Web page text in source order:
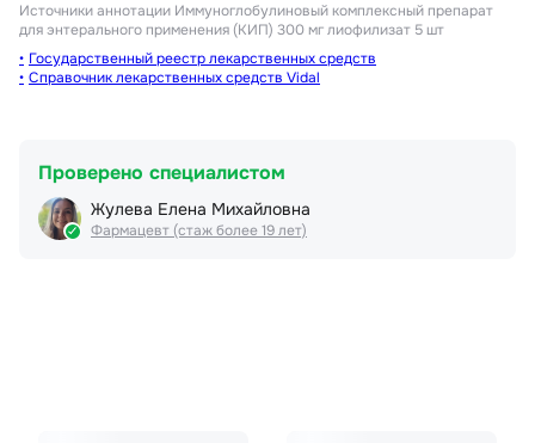
Источники аннотации Иммуноглобулиновый комплексный препарат
для энтерального применения (КИП) 300 мг лиофилизат 5 шт
Государственный реестр лекарственных средств
Справочник лекарственных средств Vidal
Проверено специалистом
Жулева Елена Михайловна
Фармацевт (стаж более 19 лет)